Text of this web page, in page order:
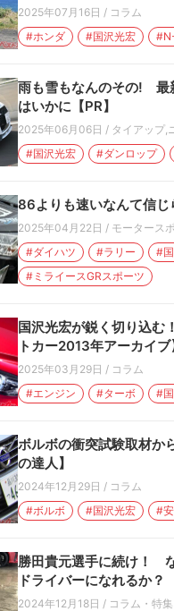
2025年07月16日 / コラム
#ホンダ
#国沢光宏
雨も雪もなんのその! 最
はいかに【PR】
2025年06月06日 / タイアップ,
#国沢光宏
#ダンロップ
86よりも速いなんて信
2025年04月22日 / モータース
#ダイハツ
#ラリー #
#ミライースGRスポーツ
国沢光宏が鋭く切り込む
トカー2013年アーカイブ
2025年03月29日 / コラム
#エンジン
#ターボ #
ボルボの衝突試験取材か
の達人】
2024年12月29日 / コラム
#ボルボ
#国沢光宏 #
勝田貴元選手に続け！
ドライバーになれるか？
2024年12月18日 / コラム・特集